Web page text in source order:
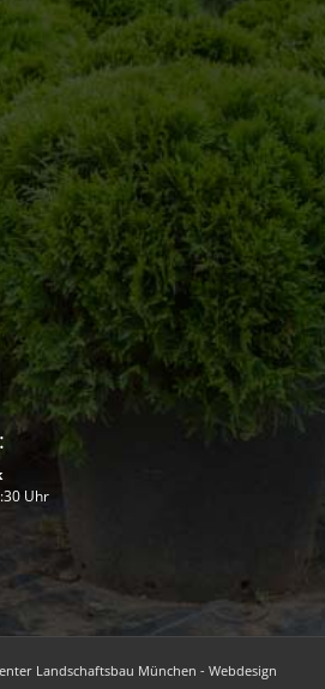
Uhr
Landschaftsbau München - Webdesign